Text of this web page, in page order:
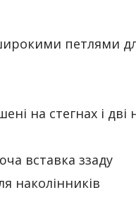
петлями
на стегнах і дві
вставка ззаду
наколінників